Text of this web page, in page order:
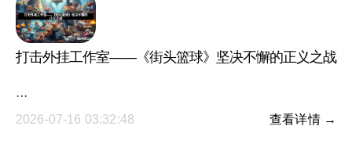
打击外挂工作室——《街头篮球》坚决不懈的正义之战
···
2026-07-16 03:32:48
查看详情 →